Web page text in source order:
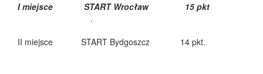
I miejsce START Wrocław 15 pkt
.
II miejsce START Bydgoszcz 14 pkt.